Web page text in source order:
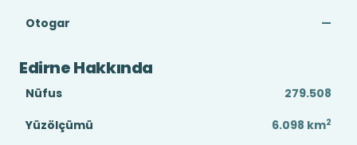
Otogar
—
Edirne Hakkında
Nüfus
279.508
Yüzölçümü
6.098 km2